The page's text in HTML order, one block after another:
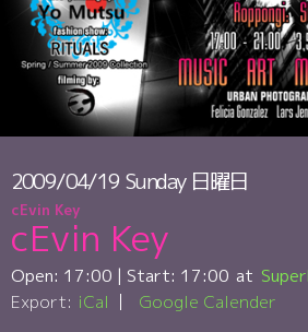
2009/04/19 Sunday 日曜日
cEvin Key
cEvin Key
Open: 17:00 | Start: 17:00
Export: iCal Google Calender